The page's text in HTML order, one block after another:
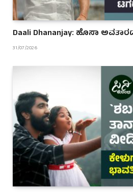
Daali Dhananjay: ಹೊಸಾ
31/07/2026